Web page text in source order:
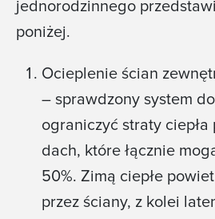
jednorodzinnego
poniżej.
Ocieplenie ścian
– sprawdzony system
ograniczyć straty ciepła
dach, które łącznie
50%. Zimą ciepłe
przez ściany, z kolei